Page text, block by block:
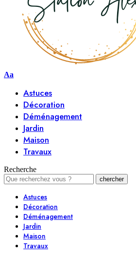
Aa
Astuces
Décoration
Déménagement
Jardin
Maison
Travaux
Recherche
Astuces
Décoration
Déménagement
Jardin
Maison
Travaux